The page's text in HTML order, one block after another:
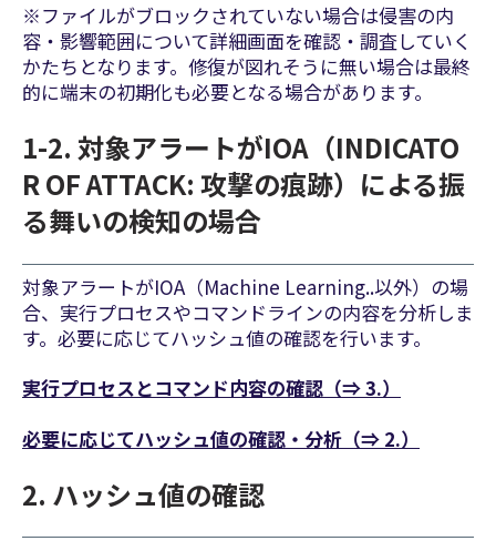
※ファイルがブロックされていない場合は侵害の内
容・影響範囲について詳細画面を確認・調査していく
かたちとなります。修復が図れそうに無い場合は最終
的に端末の初期化も必要となる場合があります。
1-2. 対象アラートがIOA（INDICATO
R OF ATTACK: 攻撃の痕跡）による振
る舞いの検知の場合
対象アラートがIOA（Machine Learning..以外）の場
合、実行プロセスやコマンドラインの内容を分析しま
す。必要に応じてハッシュ値の確認を行います。
実行プロセスとコマンド内容の確認 （⇒ 3.）
必要に応じてハッシュ値の確認 ・分析 （⇒ 2.）
2. ハッシュ値の確認